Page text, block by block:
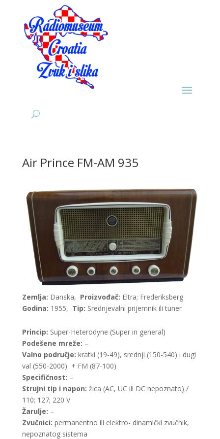
Air Prince FM-AM 935
Zemlja: Danska, Proizvođač: Eltra; Frederiksberg
Godina: 1955, Tip: Srednjevalni prijemnik ili tuner
Princip: Super-Heterodyne (Super in general)
Podešene mreže: –
Valno područje: kratki (19-49), srednji (150-540) i dugi
val (550-2000) + FM (87-100)
Specifičnost: –
Strujni tip i napon: žica (AC, UC ili DC nepoznato) /
110; 127; 220 V
Žarulje: –
Zvučnici: permanentno ili elektro- dinamički zvučnik,
nepoznatog sistema